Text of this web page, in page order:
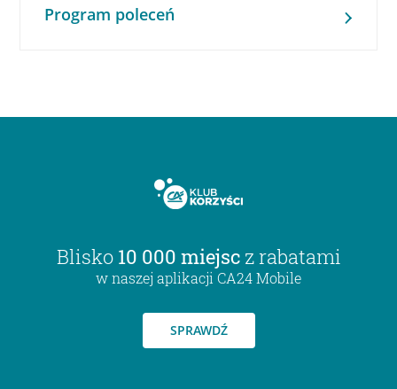
Program poleceń
Blisko 10 000 miejsc z rabatami
w naszej aplikacji CA24 Mobile
SPRAWDŹ